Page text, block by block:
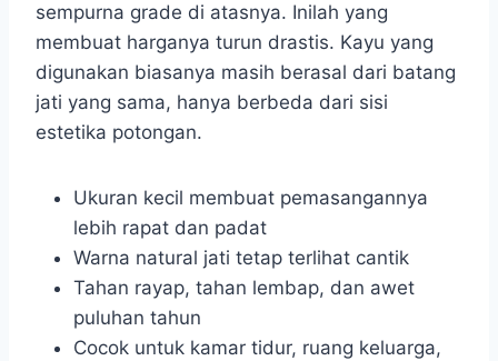
sempurna grade di atasnya. Inilah yang
membuat harganya turun drastis. Kayu yang
digunakan biasanya masih berasal dari batang
jati yang sama, hanya berbeda dari sisi
estetika potongan.
Ukuran kecil membuat pemasangannya
lebih rapat dan padat
Warna natural jati tetap terlihat cantik
Tahan rayap, tahan lembap, dan awet
puluhan tahun
Cocok untuk kamar tidur, ruang keluarga,